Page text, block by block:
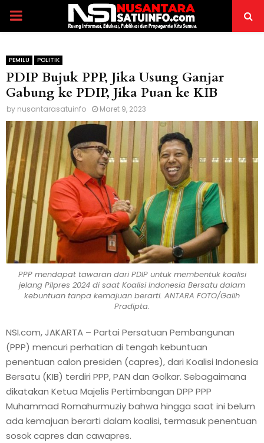
PRIMARY
PEMILU POLITIK
PDIP Bujuk PPP, Jika Usung Ganjar
Gabung ke PDIP, Jika Puan ke KIB
by nusantarasatuinfo Maret 9, 2023
PPP mendapat tawaran dari PDIP untuk membentuk koalisi
jelang Pilpres 2024 di saat Koalisi Indonesia Bersatu dalam
kebuntuan tanpa kemajuan berarti. ANTARA FOTO/Galih
Pradipta.
NSI.com, JAKARTA – Partai Persatuan Pembangunan
(PPP) mencuri perhatian di tengah kebuntuan
penentuan calon presiden (capres), dari Koalisi Indonesia
Bersatu (KIB) terdiri PPP, PAN dan Golkar. Sebagaimana
dikatakan Ketua Majelis Pertimbangan DPP PPP
Muhammad Romahurmuziy bahwa hingga saat ini belum
ada kemajuan berarti dalam koalisi, termasuk penentuan
sosok capres dan cawapres.